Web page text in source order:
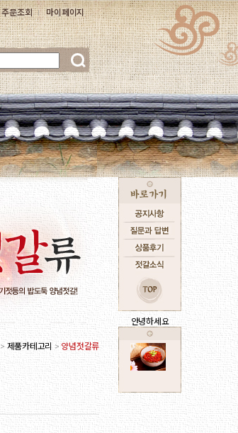
주문조회 마이페이지
> 제품카테고리 > 양념젓갈류
안녕하세요